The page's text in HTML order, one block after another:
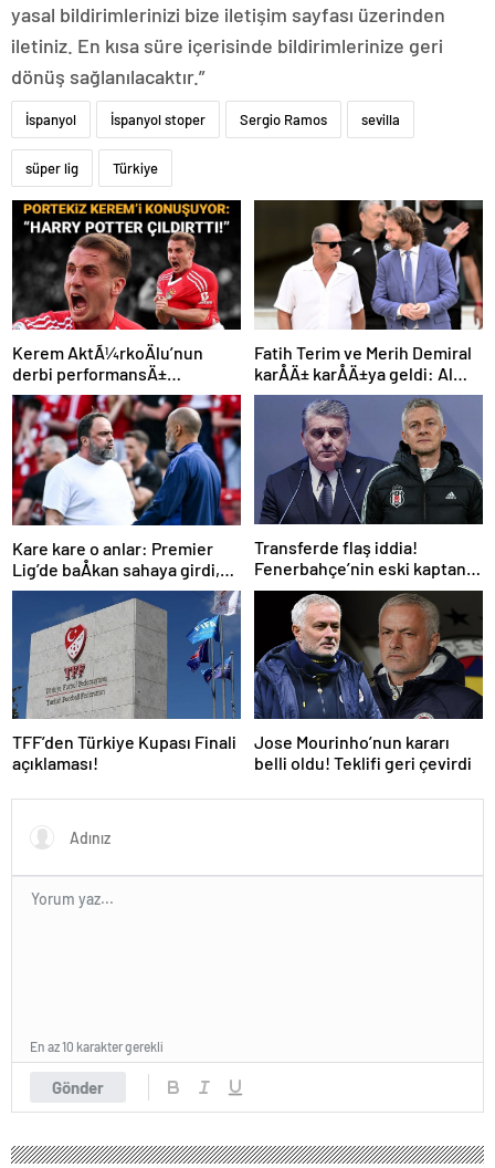
yasal bildirimlerinizi bize iletişim sayfası üzerinden
iletiniz. En kısa süre içerisinde bildirimlerinize geri
dönüş sağlanılacaktır.”
İspanyol İspanyol stoper Sergio Ramos sevilla
süper lig Türkiye
Kerem AktÃ¼rkoÄlu’nun
derbi performansÄ±
Portekiz’i bÃ¼yÃ¼ledi:
“Harry Potter Ã§Ä±ldÄ±rttÄ±!”
Fatih Terim ve Merih Demiral
karÅÄ± karÅÄ±ya geldi: Al
Shabab, Al Ahli’yi maÄlup etti
Kare kare o anlar: Premier
Lig’de baÅkan sahaya girdi,
teknik direktÃ¶rÃ¼
azarladÄ±!
Transferde flaş iddia!
Fenerbahçe’nin eski kaptanı
Beşiktaş’a önerildi
TFF’den Türkiye Kupası Finali
açıklaması!
Jose Mourinho’nun kararı
belli oldu! Teklifi geri çevirdi
Gönder
En az 10 karakter gerekli